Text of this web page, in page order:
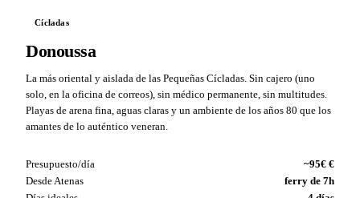
Cícladas
Donoussa
La más oriental y aislada de las Pequeñas Cícladas. Sin cajero (uno
solo, en la oficina de correos), sin médico permanente, sin multitudes.
Playas de arena fina, aguas claras y un ambiente de los años 80 que los
amantes de lo auténtico veneran.
Presupuesto/día
~95€ €
Desde Atenas
ferry de 7h